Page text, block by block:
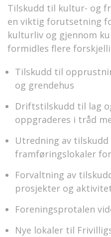
Tilskudd til kultur- og
en viktig forutsetning
kulturliv og gjennom
formidles flere
Tilskudd til
og grendehus
Driftstilskudd til lag
oppgraderes i tråd
Utredning av
framføringslokaler
Forvaltning av
prosjekter og
Foreningsprotalen
Nye lokaler til